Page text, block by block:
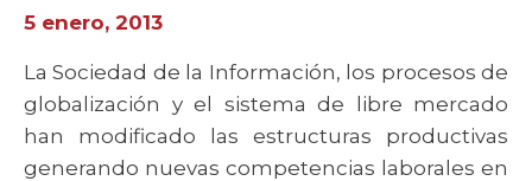
5 enero, 2013
La Sociedad de la Información, los procesos de
globalización y el sistema de libre mercado
han modificado las estructuras productivas
generando nuevas competencias laborales en